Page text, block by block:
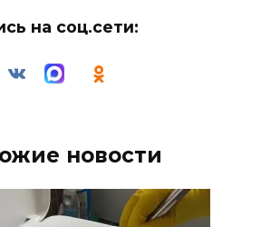
на соц.сети:
новости